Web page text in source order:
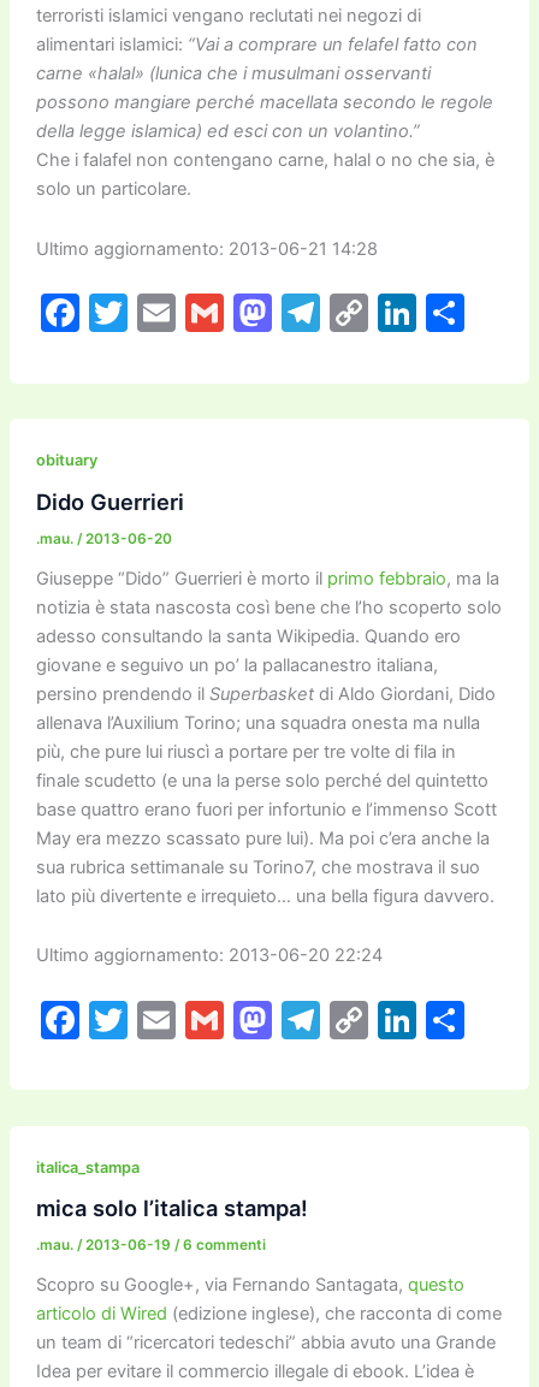
terroristi islamici vengano reclutati nei negozi di
alimentari islamici: “Vai a comprare un felafel fatto con
carne «halal» (lunica che i musulmani osservanti
possono mangiare perché macellata secondo le regole
della legge islamica) ed esci con un volantino.”
Che i falafel non contengano carne, halal o no che sia, è
solo un particolare.
Ultimo aggiornamento: 2013-06-21 14:28
F
c
e
b
o
o
k
T
itt
er
E
ai
l
G
ai
l
M
st
o
T
e
gr
C
p
y
Li
k
e
C
n
di
obituary
Dido Guerrieri
.mau. /2013-06-20
Giuseppe “Dido” Guerrieri è morto il primo febbraio, ma la
notizia è stata nascosta così bene che l’ho scoperto solo
adesso consultando la santa Wikipedia. Quando ero
giovane e seguivo un po’ la pallacanestro italiana,
persino prendendo il Superbasketdi Aldo Giordani, Dido
allenava l’Auxilium Torino; una squadra onesta ma nulla
più, che pure lui riuscì a portare per tre volte di fila in
finale scudetto (e una la perse solo perché del quintetto
base quattro erano fuori per infortunio e l’immenso Scott
May era mezzo scassato pure lui). Ma poi c’era anche la
sua rubrica settimanale su Torino7, che mostrava il suo
lato più divertente e irrequieto… una bella figura davvero.
Ultimo aggiornamento: 2013-06-20 22:24
F
c
e
b
o
o
k
T
itt
er
E
ai
l
G
ai
l
M
st
o
o
T
e
gr
C
p
y
Li
k
e
C
n
di
italica_stampa
mica solo l’italica stampa!
.mau. /2013-06-19 /6 commenti
Scopro su Google+, via Fernando Santagata, questo
articolo di Wired (edizione inglese), che racconta di come
un team di “ricercatori tedeschi” abbia avuto una Grande
Idea per evitare il commercio illegale di ebook. L’idea è